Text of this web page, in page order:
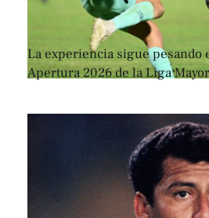
La experiencia sigue pesando
Apertura 2026 de la Liga